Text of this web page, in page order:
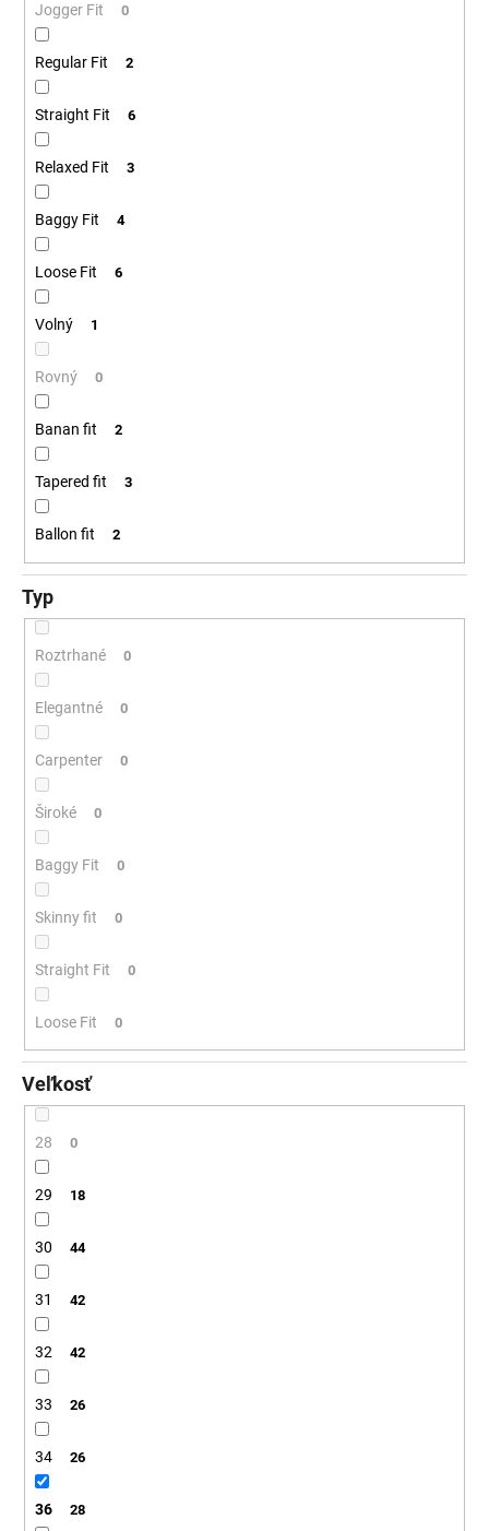
Jogger Fit 0
Regular Fit 2
Straight Fit 6
Relaxed Fit 3
Baggy Fit 4
Loose Fit 6
Volný 1
Rovný 0
Banan fit 2
Tapered fit 3
Ballon fit 2
Typ
Roztrhané 0
Elegantné 0
Carpenter 0
Široké 0
Baggy Fit 0
Skinny fit 0
Straight Fit 0
Loose Fit 0
Veľkosť
28 0
29 18
30 44
31 42
32 42
33 26
34 26
36 28